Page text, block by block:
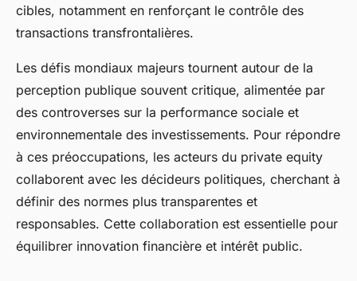
cibles, notamment en renforçant le contrôle des
transactions transfrontalières.
Les défis mondiaux majeurs tournent autour de la
perception publique souvent critique, alimentée par
des controverses sur la performance sociale et
environnementale des investissements. Pour répondre
à ces préoccupations, les acteurs du private equity
collaborent avec les décideurs politiques, cherchant à
définir des normes plus transparentes et
responsables. Cette collaboration est essentielle pour
équilibrer innovation financière et intérêt public.